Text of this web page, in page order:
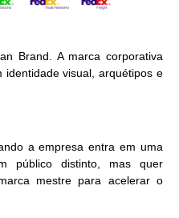
Brand. A marca corporativa
visual, arquétipos e
a empresa entra em uma
público distinto, mas quer
mestre para acelerar o